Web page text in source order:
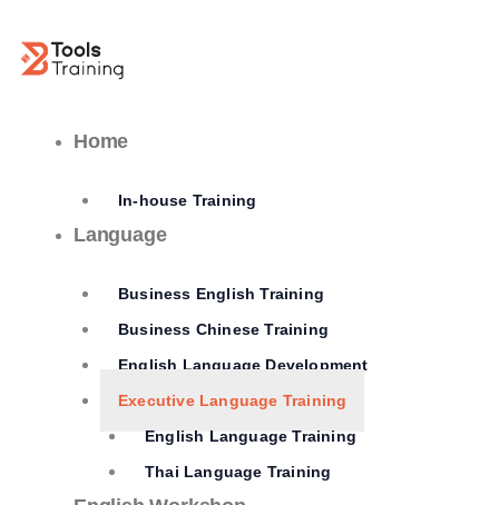
Home
In-house Training
Language
Business English Training
Business Chinese Training
English Language Development
Executive Language Training
English Language Training
Thai Language Training